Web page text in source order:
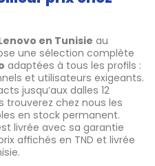
en Tunisie au
une sélection complète
adaptées à tous les profils :
et utilisateurs exigeants.
jusqu’aux dalles 12
trouverez chez nous les
en stock permanent.
livrée avec sa garantie
affichés en TND et livrée